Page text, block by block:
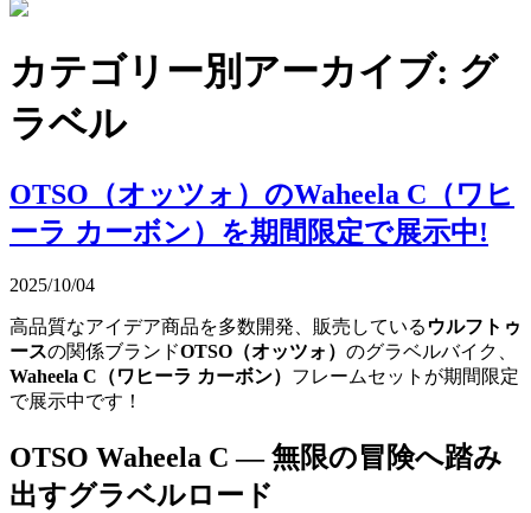
カテゴリー別アーカイブ: グ
ラベル
OTSO（オッツォ）のWaheela C（ワヒ
ーラ カーボン）を期間限定で展示中!
2025/10/04
高品質なアイデア商品を多数開発、販売している ウルフトゥ
ースの関係ブランドOTSO（オッツォ） のグラベルバイク、
Waheela C（ワヒーラ カーボン） フレームセットが期間限定
で展示中です！
OTSO Waheela C — 無限の冒険へ踏み
出すグラベルロード